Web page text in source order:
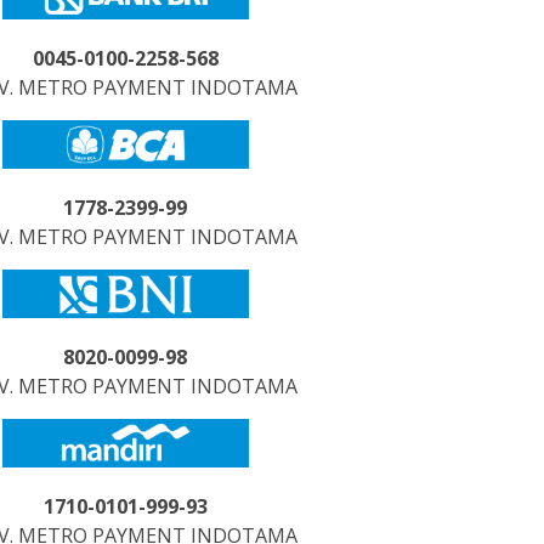
0045-0100-2258-568
METRO PAYMENT INDOTAMA
1778-2399-99
METRO PAYMENT INDOTAMA
8020-0099-98
METRO PAYMENT INDOTAMA
1710-0101-999-93
METRO PAYMENT INDOTAMA